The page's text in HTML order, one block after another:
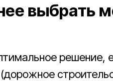
выбрать
решение,